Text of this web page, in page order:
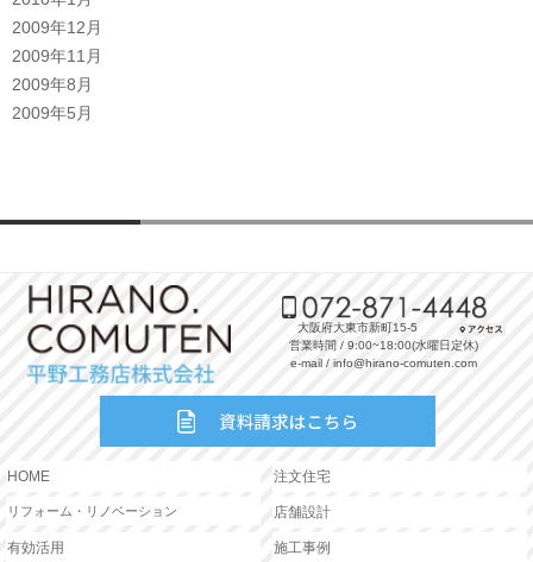
2009年12月
2009年11月
2009年8月
2009年5月
大阪府大東市新町15-5
営業時間 / 9:00~18:00(水曜日定休)
e-mail / info@hirano-comuten.com
HOME 注文住宅
リフォーム・リノベーション 店舗設計
有効活用 施工事例